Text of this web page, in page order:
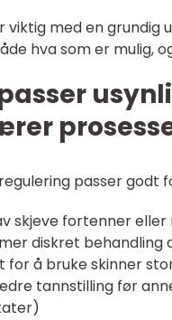
viktig med en grundig
hva som er mulig,
passer godt
skjeve fortenner
diskret
for å bruke skinner
tannstilling før